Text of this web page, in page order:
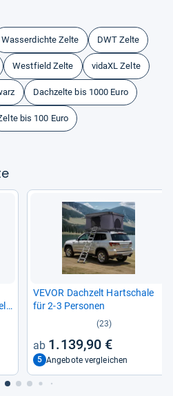
Wasserdichte Zelte DWT Zelte
Westfield Zelte vidaXL Zelte
Dachzelte bis 1000 Euro
bis 100 Euro
VEVOR Dach­zelt Hart­schale
für 2-​3 Per­so­nen
(23)
1.139,90 €
5 Angebote vergleichen